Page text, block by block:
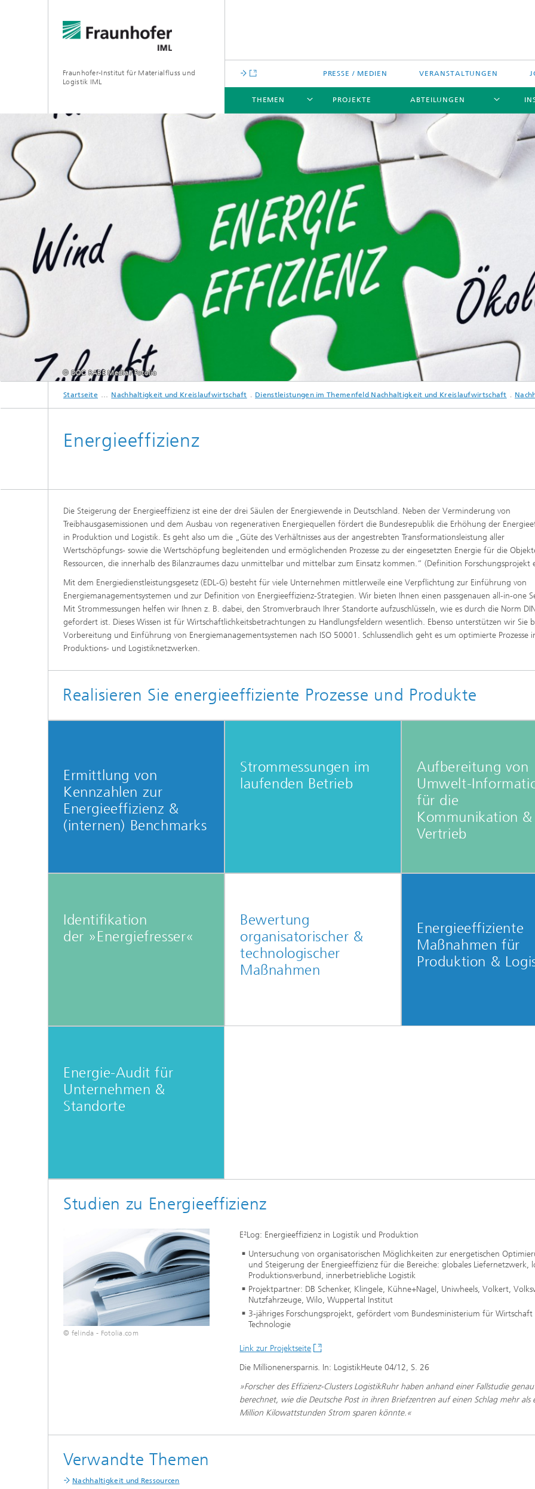
Fraunhofer-Institut für Materialfluss und
Logistik IML
PRESSE / MEDIEN VERANSTALTUNGEN
THEMEN
THEMEN
PROJEKTE ABTEILUNGEN
ABTEILUNGEN
INSTITUT
FÜR UNTERNEHMEN
© DOC RABE Media / Fotolia
Startseite Nachhaltigkeit und Kreislaufwirtschaft Dienstleistungen im Themenfeld Nachhaltigkeit und Kreislaufwirtschaft
Energieeffizienz
Die Steigerung der Energieeffizienz ist eine der drei Säulen der Energiewende in Deutschland. Neben der Verminderung von
Treibhausgasemissionen und dem Ausbau von regenerativen Energiequellen fördert die Bundesrepublik die Erhöhung der
in Produktion und Logistik. Es geht also um die „Güte des Verhältnisses aus der angestrebten Transformationsleistung aller
Wertschöpfungs- sowie die Wertschöpfung begleitenden und ermöglichenden Prozesse zu der eingesetzten Energie für die
Ressourcen, die innerhalb des Bilanzraumes dazu unmittelbar und mittelbar zum Einsatz kommen.“ (Definition Forschungsprojekt
Mit dem Energiedienstleistungsgesetz (EDL-G) besteht für viele Unternehmen mittlerweile eine Verpflichtung zur Einführung von
Energiemanagementsystemen und zur Definition von Energieeffizienz-Strategien. Wir bieten Ihnen einen passgenauen all-in-one
Mit Strommessungen helfen wir Ihnen z. B. dabei, den Stromverbrauch Ihrer Standorte aufzuschlüsseln, wie es durch die Norm
gefordert ist. Dieses Wissen ist für Wirtschaftlichkeitsbetrachtungen zu Handlungsfeldern wesentlich. Ebenso unterstützen wir Sie
Vorbereitung und Einführung von Energiemanagementsystemen nach ISO 50001. Schlussendlich geht es um optimierte Prozesse
Produktions- und Logistiknetzwerken.
Realisieren Sie energieeffiziente Prozesse und Produkte
Ermittlung von
Kennzahlen zur
Energieeffizienz &
(internen) Benchmarks
Strommessungen im
laufenden Betrieb
Aufbereitung von
Umwelt-
für die
Kommunikation
Vertrieb
Identifikation
der »Energiefresser«
Bewertung
organisatorischer &
technologischer
Maßnahmen
Energieeffiziente
Maßnahmen für
Produktion &
Energie-Audit für
Unternehmen &
Standorte
Studien zu Energieeffizienz
© felinda - Fotolia.com
E²Log: Energieeffizienz in Logistik und Produktion
Untersuchung von organisatorischen Möglichkeiten zur energetischen
und Steigerung der Energieeffizienz für die Bereiche: globales Liefernetzwerk,
Produktionsverbund, innerbetriebliche Logistik
Projektpartner: DB Schenker, Klingele, Kühne+Nagel, Uniwheels, Volkert,
Nutzfahrzeuge, Wilo, Wuppertal Institut
3-jähriges Forschungsprojekt, gefördert vom Bundesministerium für
Technologie
Link zur Projektseite
Die Millionenersparnis. In: LogistikHeute 04/12, S. 26
»Forscher des Effizienz-Clusters LogistikRuhr haben anhand einer Fallstudie genau
berechnet, wie die Deutsche Post in ihren Briefzentren auf einen Schlag mehr als
Million Kilowattstunden Strom sparen könnte.«
Verwandte Themen
Nachhaltigkeit und Ressourcen